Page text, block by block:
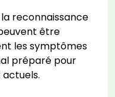
reconnaissance
être
les symptômes
préparé pour